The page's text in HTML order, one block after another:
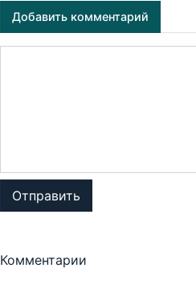
Добавить комментарий
Отправить
Комментарии